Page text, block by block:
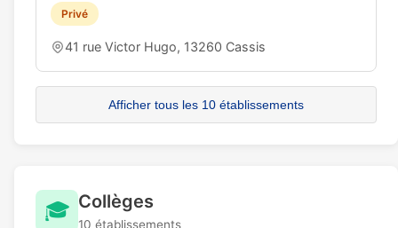
Privé
41 rue Victor Hugo, 13260 Cassis
Afficher tous les 10 établissements
🎓 Collèges
10 établissements